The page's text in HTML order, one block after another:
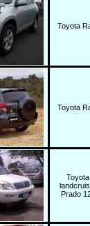
Toyota
Toyota
Prado